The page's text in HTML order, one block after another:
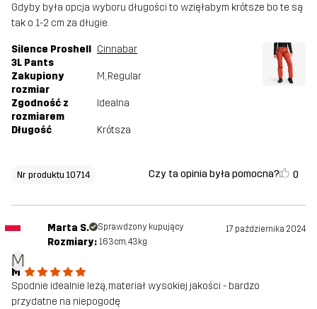
Gdyby była opcja wyboru długości to wzięłabym krótsze bo te są
tak o 1-2 cm za długie.
Silence Proshell
3L Pants
Cinnabar
Zakupiony
rozmiar
M, Regular
Zgodność z
rozmiarem
Idealna
Długość Krótsza
Nr produktu 10714 Czy ta opinia była pomocna? 0
M
Marta S. Sprawdzony kupujący 17 października 2024
Rozmiary: 163cm, 43kg
M
Spodnie idealnie leżą, materiał wysokiej jakości - bardzo
przydatne na niepogodę